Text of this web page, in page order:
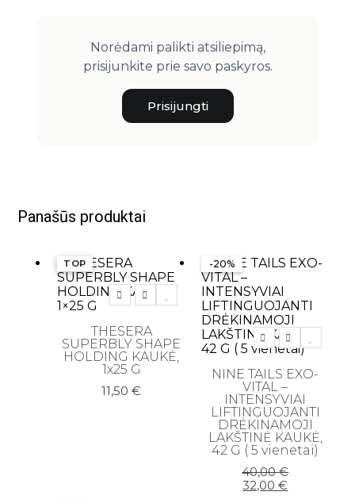
Norėdami palikti atsiliepimą,
prisijunkite prie savo paskyros.
Prisijungti
Panašūs produktai
TOP
THESERA
SUPERBLY SHAPE
HOLDING KAUKĖ,
1x25 G
11,50€
-20%
NINE TAILS EXO-
VITAL –
INTENSYVIAI
LIFTINGUOJANTI
DRĖKINAMOJI
LAKŠTINĖ KAUKĖ,
42 G ( 5 vienetai)
40,00€
Original
price
32,00€
Current
price